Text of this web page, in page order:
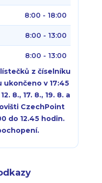
8:00 - 18:00
8:00 - 13:00
8:00 - 13:00
z číselníku
ukončeno v 17:45
8., 17. 8., 19. 8. a
CzechPoint
do 12.45 hodin.